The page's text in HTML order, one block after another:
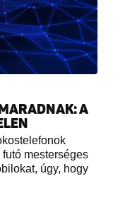
A
mesterséges
úgy, hogy